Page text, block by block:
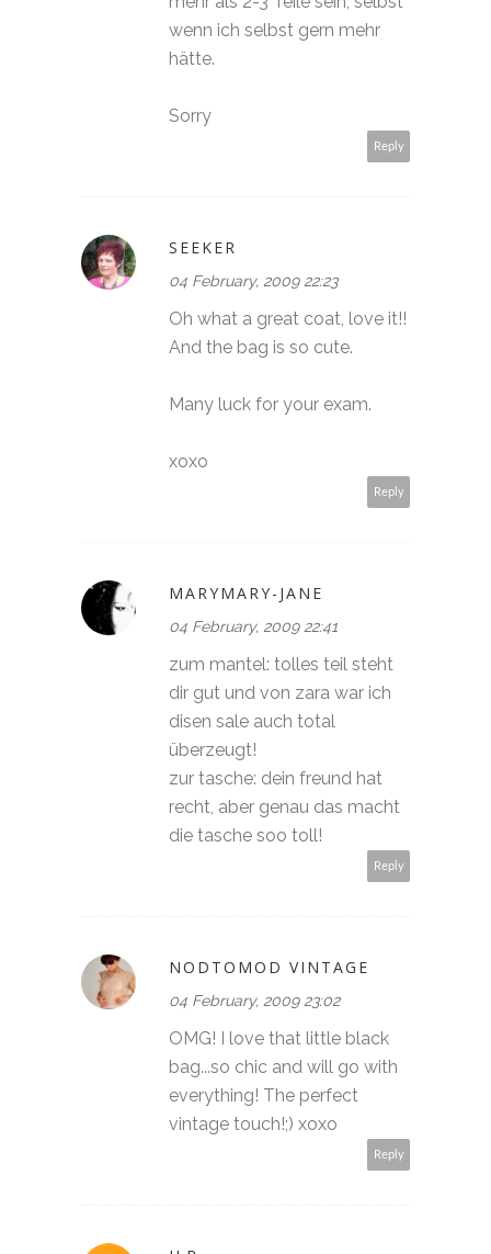
wenn ich selbst gern mehr
hätte.
Sorry
Reply
SEEKER
04 February, 2009 22:23
Oh what a great coat, love it!!
And the bag is so cute.
Many luck for your exam.
xoxo
Reply
MARYMARY-JANE
04 February, 2009 22:41
zum mantel: tolles teil steht
dir gut und von zara war ich
disen sale auch total
überzeugt!
zur tasche: dein freund hat
recht, aber genau das macht
die tasche soo toll!
Reply
NODTOMOD VINTAGE
04 February, 2009 23:02
OMG! I love that little black
bag...so chic and will go with
everything! The perfect
vintage touch!;) xoxo
Reply